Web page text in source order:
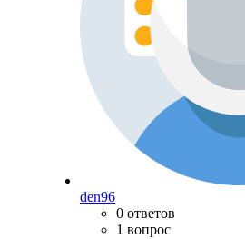
den96
0 ответов
1 вопрос